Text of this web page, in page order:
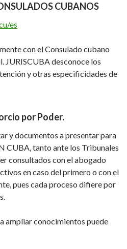
CUBANOS
es
con el Consulado cubano
JURISCUBAdesconoce los
y otras especificidades de
por Poder.
y documentos a presentar para
CUBA, tanto ante los Tribunales
consultados con el abogado
en caso del primero o conel
, pues cada proceso difiere por
ampliar conocimientos puede